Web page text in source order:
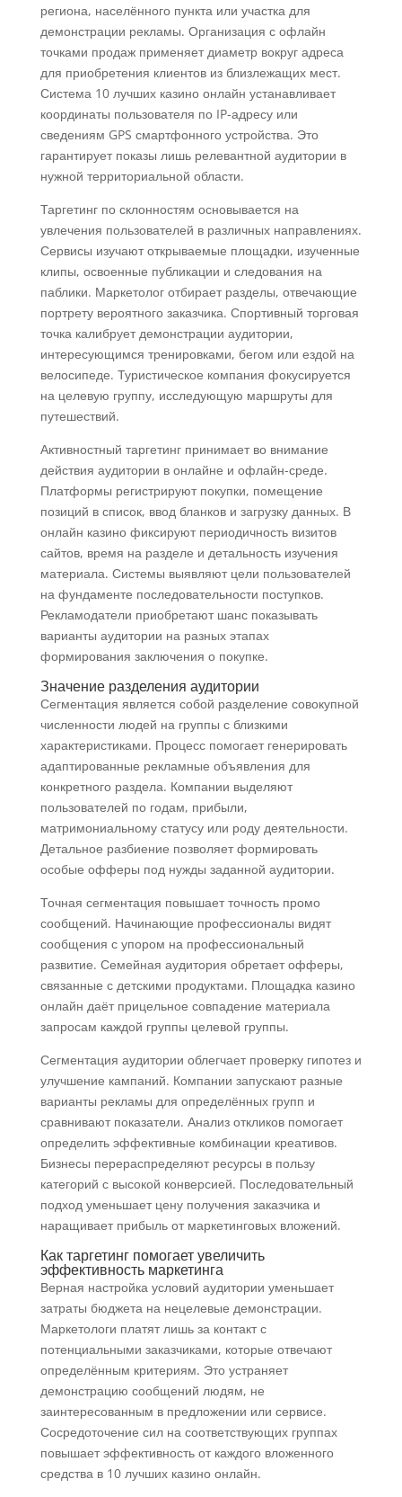
региона, населённого пункта или участка для
демонстрации рекламы. Организация с офлайн
точками продаж применяет диаметр вокруг адреса
для приобретения клиентов из близлежащих мест.
Система 10 лучших казино онлайн устанавливает
координаты пользователя по IP-адресу или
сведениям GPS смартфонного устройства. Это
гарантирует показы лишь релевантной аудитории в
нужной территориальной области.
Таргетинг по склонностям основывается на
увлечения пользователей в различных направлениях.
Сервисы изучают открываемые площадки, изученные
клипы, освоенные публикации и следования на
паблики. Маркетолог отбирает разделы, отвечающие
портрету вероятного заказчика. Спортивный торговая
точка калибрует демонстрации аудитории,
интересующимся тренировками, бегом или ездой на
велосипеде. Туристическое компания фокусируется
на целевую группу, исследующую маршруты для
путешествий.
Активностный таргетинг принимает во внимание
действия аудитории в онлайне и офлайн-среде.
Платформы регистрируют покупки, помещение
позиций в список, ввод бланков и загрузку данных. В
онлайн казино фиксируют периодичность визитов
сайтов, время на разделе и детальность изучения
материала. Системы выявляют цели пользователей
на фундаменте последовательности поступков.
Рекламодатели приобретают шанс показывать
варианты аудитории на разных этапах
формирования заключения о покупке.
Значение разделения аудитории
Сегментация является собой разделение совокупной
численности людей на группы с близкими
характеристиками. Процесс помогает генерировать
адаптированные рекламные объявления для
конкретного раздела. Компании выделяют
пользователей по годам, прибыли,
матримониальному статусу или роду деятельности.
Детальное разбиение позволяет формировать
особые офферы под нужды заданной аудитории.
Точная сегментация повышает точность промо
сообщений. Начинающие профессионалы видят
сообщения с упором на профессиональный
развитие. Семейная аудитория обретает офферы,
связанные с детскими продуктами. Площадка казино
онлайн даёт прицельное совпадение материала
запросам каждой группы целевой группы.
Сегментация аудитории облегчает проверку гипотез и
улучшение кампаний. Компании запускают разные
варианты рекламы для определённых групп и
сравнивают показатели. Анализ откликов помогает
определить эффективные комбинации креативов.
Бизнесы перераспределяют ресурсы в пользу
категорий с высокой конверсией. Последовательный
подход уменьшает цену получения заказчика и
наращивает прибыль от маркетинговых вложений.
Как таргетинг помогает увеличить
эффективность маркетинга
Верная настройка условий аудитории уменьшает
затраты бюджета на нецелевые демонстрации.
Маркетологи платят лишь за контакт с
потенциальными заказчиками, которые отвечают
определённым критериям. Это устраняет
демонстрацию сообщений людям, не
заинтересованным в предложении или сервисе.
Сосредоточение сил на соответствующих группах
повышает эффективность от каждого вложенного
средства в 10 лучших казино онлайн.